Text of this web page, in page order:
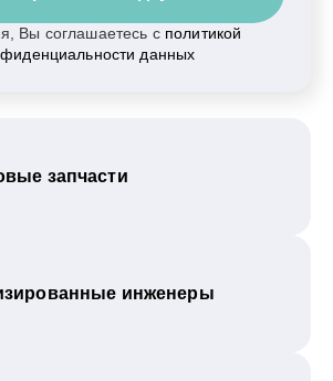
Вы соглашаетесь с политикой
данных
запчасти
инженеры